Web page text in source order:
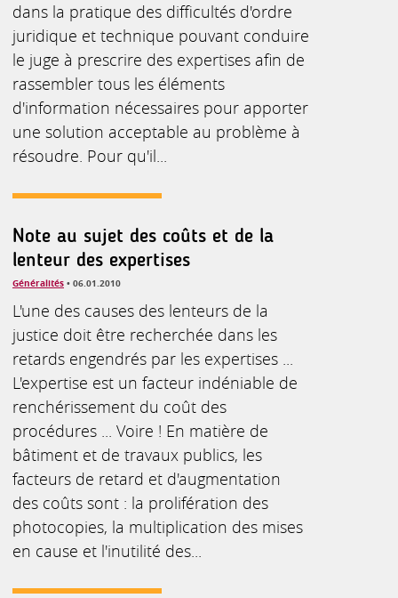
dans la pratique des difficultés d'ordre
juridique et technique pouvant conduire
le juge à prescrire des expertises afin de
rassembler tous les éléments
d'information nécessaires pour apporter
une solution acceptable au problème à
résoudre. Pour qu'il...
Note au sujet des coûts et de la
lenteur des expertises
Généralités • 06.01.2010
L'une des causes des lenteurs de la
justice doit être recherchée dans les
retards engendrés par les expertises ...
L'expertise est un facteur indéniable de
renchérissement du coût des
procédures ... Voire ! En matière de
bâtiment et de travaux publics, les
facteurs de retard et d'augmentation
des coûts sont : la prolifération des
photocopies, la multiplication des mises
en cause et l'inutilité des...